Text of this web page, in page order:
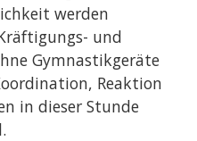
werden
und
Gymnastikgeräte
Reaktion
in dieser Stunde